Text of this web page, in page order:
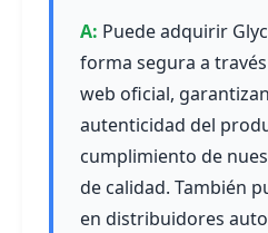
Puede adquirir
forma segura a
web oficial,
autenticidad del
cumplimiento de
de calidad. También
en distribuidores